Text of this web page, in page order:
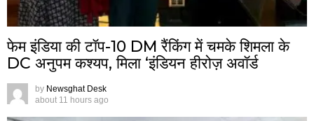
फेम इंडिया की टॉप-10 DM रैंकिंग में चमके शिमला के
DC अनुपम कश्यप, मिला ‘इंडियन हीरोज़ अवॉर्ड
by Newsghat Desk
about 11 hours ago